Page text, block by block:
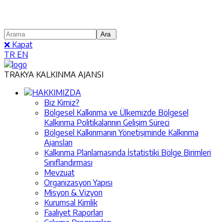
❌ Kapat
TR EN
TRAKYA KALKINMA AJANSI
HAKKIMIZDA
Biz Kimiz?
Bölgesel Kalkınma ve Ülkemizde Bölgesel
Kalkınma Politikalarının Gelişim Süreci
Bölgesel Kalkınmanın Yönetişiminde Kalkınma
Ajansları
Kalkınma Planlamasında İstatistiki Bölge Birimleri
Sınıflandırması
Mevzuat
Organizasyon Yapısı
Misyon & Vizyon
Kurumsal Kimlik
Faaliyet Raporları